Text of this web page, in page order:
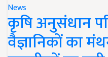
News
कृषि अनुसंधान
वैज्ञानिकों का